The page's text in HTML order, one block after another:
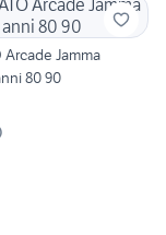
Arcade Jamma
80 90
)